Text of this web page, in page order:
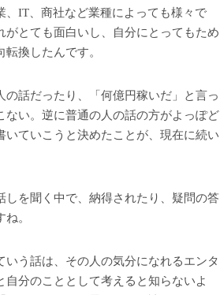
IT、商社など業種によっても様々で
がとても面白いし、自分にとってもため
換したんです。
話だったり、「何億円稼いだ」と言っ
い。逆に普通の人の話の方がよっぽど
ていこうと決めたことが、現在に続い
しを聞く中で、納得されたり、疑問の答
。
いう話は、その人の気分になれるエンタ
分のこととして考えると知らないよ